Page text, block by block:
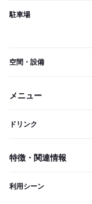
駐車場
空間・設備
メニュー
ドリンク
特徴・関連情報
利用シーン